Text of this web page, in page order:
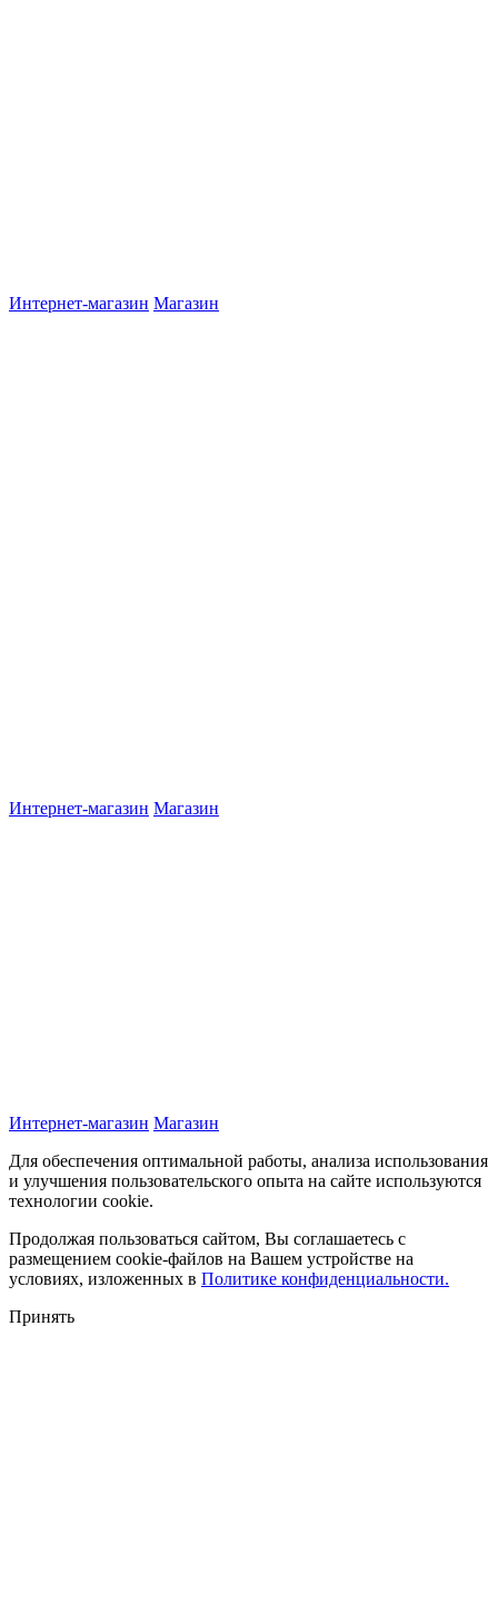
Интернет-магазин Магазин
Интернет-магазин Магазин
Интернет-магазин Магазин
Для обеспечения оптимальной работы, анализа использования
и улучшения пользовательского опыта на сайте используются
технологии cookie.
Продолжая пользоваться сайтом, Вы соглашаетесь с
размещением cookie-файлов на Вашем устройстве на
условиях, изложенных в Политике конфиденциальности.
Принять